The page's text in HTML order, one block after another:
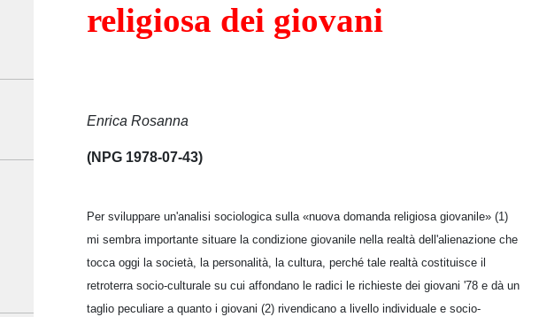
religiosa dei giovani
Enrica Rosanna
(NPG 1978-07-43)
Per sviluppare un'analisi sociologica sulla «nuova domanda religiosa giovanile» (1)
mi sembra importante situare la condizione giovanile nella realtà dell'alienazione che
tocca oggi la società, la personalità, la cultura, perché tale realtà costituisce il
retroterra socio-culturale su cui affondano le radici le richieste dei giovani '78 e dà un
taglio peculiare a quanto i giovani (2) rivendicano a livello individuale e socio-